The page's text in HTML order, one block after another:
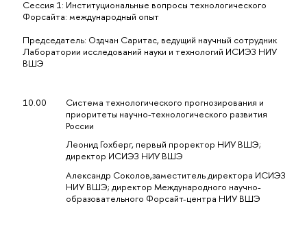
Сессия 1: Институциональные вопросы технологического
Форсайта: международный опыт
Председатель: Оздчан Саритас, ведущий научный сотрудник
Лаборатории исследований науки и технологий ИСИЭЗ НИУ
ВШЭ
10.00
Система технологического прогнозирования и
приоритеты научно-технологического развития
России
Леонид Гохберг, первый проректор НИУ ВШЭ;
директор ИСИЭЗ НИУ ВШЭ
Александр Соколов,заместитель директора ИСИЭЗ
НИУ ВШЭ; директор Международного научно-
образовательного Форсайт-центра НИУ ВШЭ